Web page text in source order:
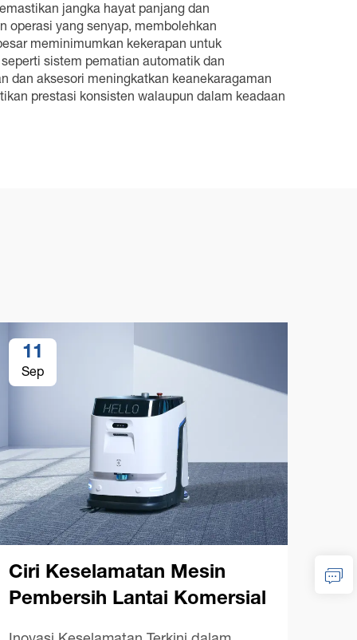
jangka hayat panjang dan
operasi yang senyap, membolehkan
meminimumkan kekerapan untuk
sistem pematian automatik dan
dan aksesori meningkatkan keanekaragaman
prestasi konsisten walaupun dalam keadaan
11
Sep
Ciri Keselamatan Mesin
Pembersih Lantai Komersial